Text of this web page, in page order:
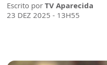
Escrito por TV Aparecida
23 DEZ 2025 - 13H55